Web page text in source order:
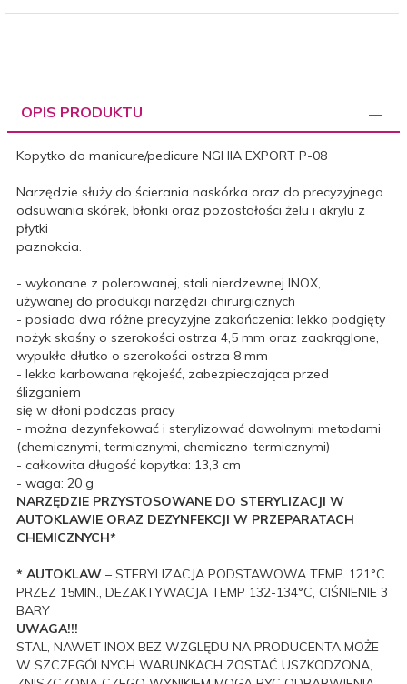
OPIS PRODUKTU
Kopytko do manicure/pedicure NGHIA EXPORT P-08
Narzędzie służy do ścierania naskórka oraz do precyzyjnego
odsuwania skórek, błonki oraz pozostałości żelu i akrylu z
płytki
paznokcia.
- wykonane z polerowanej, stali nierdzewnej INOX,
używanej do produkcji narzędzi chirurgicznych
- posiada dwa różne precyzyjne zakończenia: lekko podgięty
nożyk skośny o szerokości ostrza 4,5 mm oraz zaokrąglone,
wypukłe dłutko o szerokości ostrza 8 mm
- lekko karbowana rękojeść, zabezpieczająca przed
ślizganiem
się w dłoni podczas pracy
- można dezynfekować i sterylizować dowolnymi metodami
(chemicznymi, termicznymi, chemiczno-termicznymi)
- całkowita długość kopytka: 13,3 cm
- waga: 20 g
NARZĘDZIE PRZYSTOSOWANE DO STERYLIZACJI W
AUTOKLAWIE ORAZ DEZYNFEKCJI W PRZEPARATACH
CHEMICZNYCH*
* AUTOKLAW – STERYLIZACJA PODSTAWOWA TEMP. 121°C
PRZEZ 15MIN., DEZAKTYWACJA TEMP 132-134°C, CIŚNIENIE 3
BARY
UWAGA!!!
STAL, NAWET INOX BEZ WZGLĘDU NA PRODUCENTA MOŻE
W SZCZEGÓLNYCH WARUNKACH ZOSTAĆ USZKODZONA,